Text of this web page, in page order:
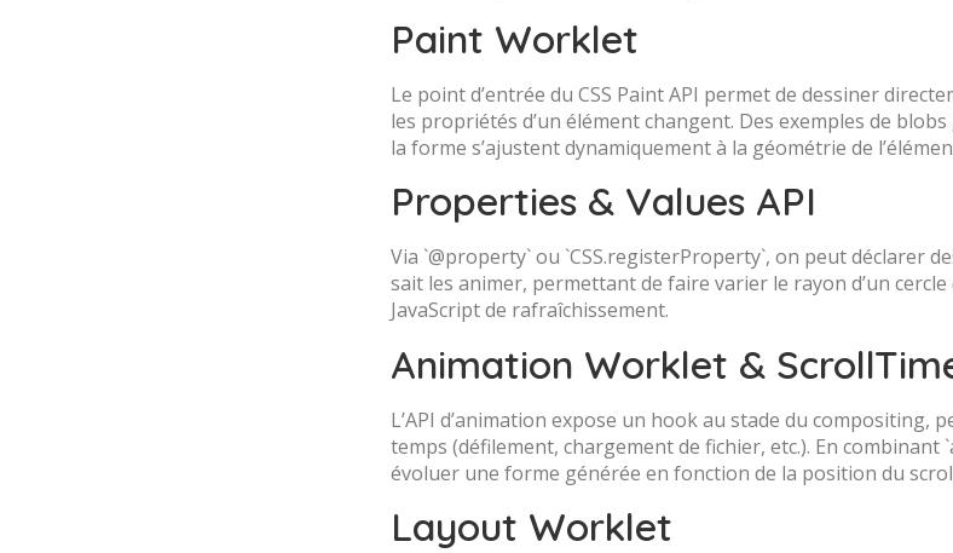
Paint Worklet
Le point d’entrée du CSS Paint API permet de dessiner
les propriétés d’un élément changent. Des exemples de
la forme s’ajustent dynamiquement à la géométrie de
Properties & Values API
Via `@property` ou `CSS.registerProperty`, on peut déclarer
sait les animer, permettant de faire varier le rayon d’un
JavaScript de rafraîchissement.
Animation Worklet &
L’API d’animation expose un hook au stade du compositing,
temps (défilement, chargement de fichier, etc.). En
évoluer une forme générée en fonction de la position du
Layout Worklet